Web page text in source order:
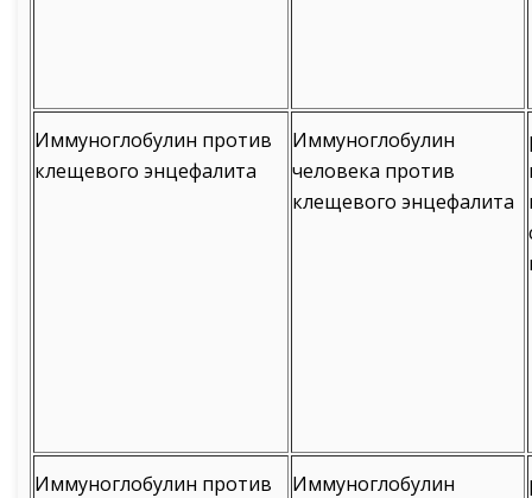
Иммуноглобулин против
клещевого энцефалита
Иммуноглобулин
человека против
клещевого энцефалита
Иммуноглобулин против
Иммуноглобулин